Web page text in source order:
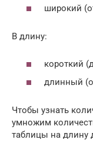
широкий
В длину:
короткий
длинный
Чтобы узнать
умножим
таблицы на длину